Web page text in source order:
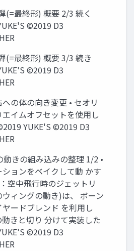
(=最終形) 概要 2/3 続く
©2019 D3
(=最終形) 概要 3/3 続き
©2019 D3
の体の向き変更 • セオリ
イムオフセットを使用し
YUKE'S ©2019 D3
動きの組み込みの整理 1/2 •
ションをベイクして動 かす
空中飛行時のジェットリ
ウィングの動き)は、 ボーン
ードブレンド を利用し
きと切り 分けて実装した
©2019 D3